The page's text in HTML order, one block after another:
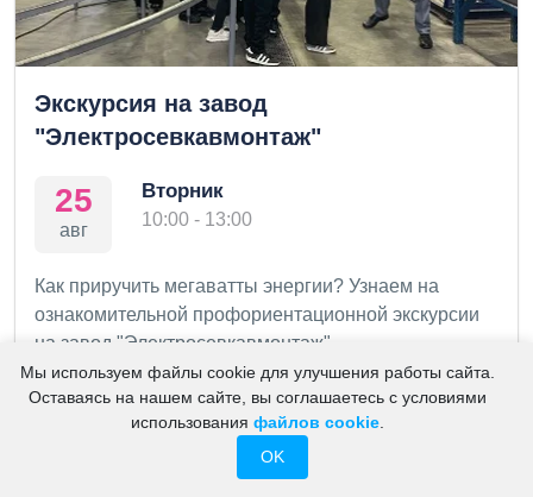
Экскурсия на завод
"Электросевкавмонтаж"
25
авг
Вторник
10:00 - 13:00
Как приручить мегаватты энергии? Узнаем на
ознакомительной профориентационной экскурсии
на завод "Электросевкавмонтаж"
Узнаем все о профессиях и основных
направлениях деятельности «Корпорации
Мы используем файлы cookie для улучшения работы сайта.
Оставаясь на нашем сайте, вы соглашаетесь с условиями
использования файлов cookie
OK